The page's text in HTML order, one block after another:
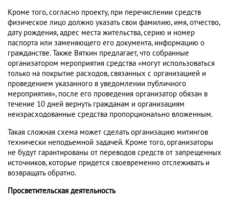
Кроме того, согласно проекту, при перечислении средств
физическое лицо должно указать свои фамилию, имя, отчество,
дату рождения, адрес места жительства, серию и номер
паспорта или заменяющего его документа, информацию о
гражданстве. Также Вяткин предлагает, что собранные
организатором мероприятия средства «могут использоваться
только на покрытие расходов, связанных с организацией и
проведением указанного в уведомлении публичного
мероприятия», после его проведения организатор обязан в
течение 10 дней вернуть гражданам и организациям
неизрасходованные средства пропорционально вложенным.
Такая сложная схема может сделать организацию митингов
технически неподъемной задачей. Кроме того, организаторы
не будут гарантированы от переводов средств от запрещенных
источников, которые придется своевременно отслеживать и
возвращать обратно.
Просветительская деятельность